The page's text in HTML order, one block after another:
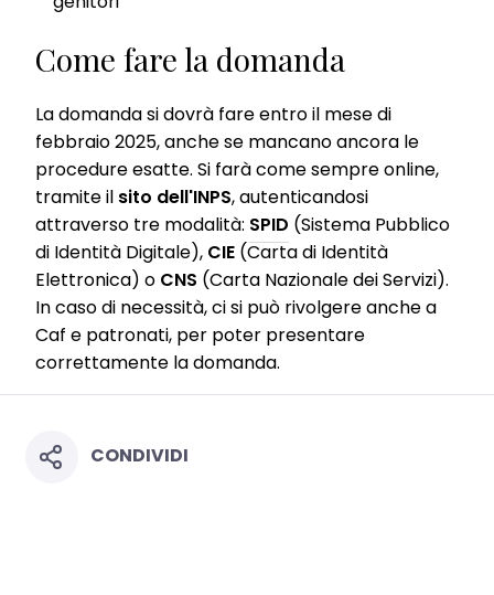
Come fare la domanda
La domanda si dovrà fare entro il mese di
febbraio 2025, anche se mancano ancora le
procedure esatte. Si farà come sempre online,
tramite il sito dell'INPS, autenticandosi
attraverso tre modalità: SPID (Sistema Pubblico
di Identità Digitale), CIE (Carta di Identità
Elettronica) o CNS (Carta Nazionale dei Servizi).
In caso di necessità, ci si può rivolgere anche a
Caf e patronati, per poter presentare
correttamente la domanda.
CONDIVIDI
your personal data for all the purposes stated above. If you click on
with this website will be used.